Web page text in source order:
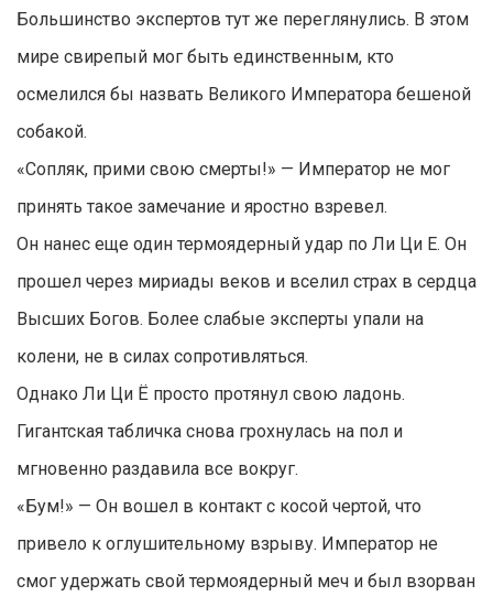
Большинство экспертов тут же переглянулись. В этом
мире свирепый мог быть единственным, кто
осмелился бы назвать Великого Императора бешеной
собакой.
«Сопляк, прими свою смерты!» — Император не мог
принять такое замечание и яростно взревел.
Он нанес еще один термоядерный удар по Ли Ци Е. Он
прошел через мириады веков и вселил страх в сердца
Высших Богов. Более слабые эксперты упали на
колени, не в силах сопротивляться.
Однако Ли Ци Ё просто протянул свою ладонь.
Гигантская табличка снова грохнулась на пол и
мгновенно раздавила все вокруг.
«Бум!» — Он вошел в контакт с косой чертой, что
привело к оглушительному взрыву. Император не
смог удержать свой термоядерный меч и был взорван